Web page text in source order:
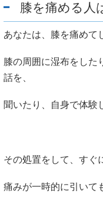
膝を痛める人
あなたは、膝を痛めて
膝の周囲に湿布をした
話を、
聞いたり、自身で体験
その処置をして、すぐ
痛みが一時的に引いて